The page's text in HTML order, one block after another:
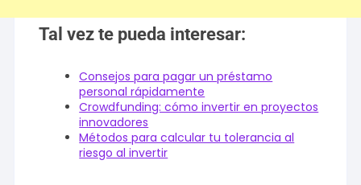
Tal vez te pueda interesar:
Consejos para pagar un préstamo
personal rápidamente
Crowdfunding: cómo invertir en proyectos
innovadores
Métodos para calcular tu tolerancia al
riesgo al invertir